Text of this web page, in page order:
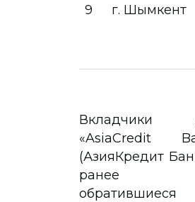
9 г. Шымкент
Вкладчики
«AsiaCredit
(АзияКредит
ранее
обратившиеся